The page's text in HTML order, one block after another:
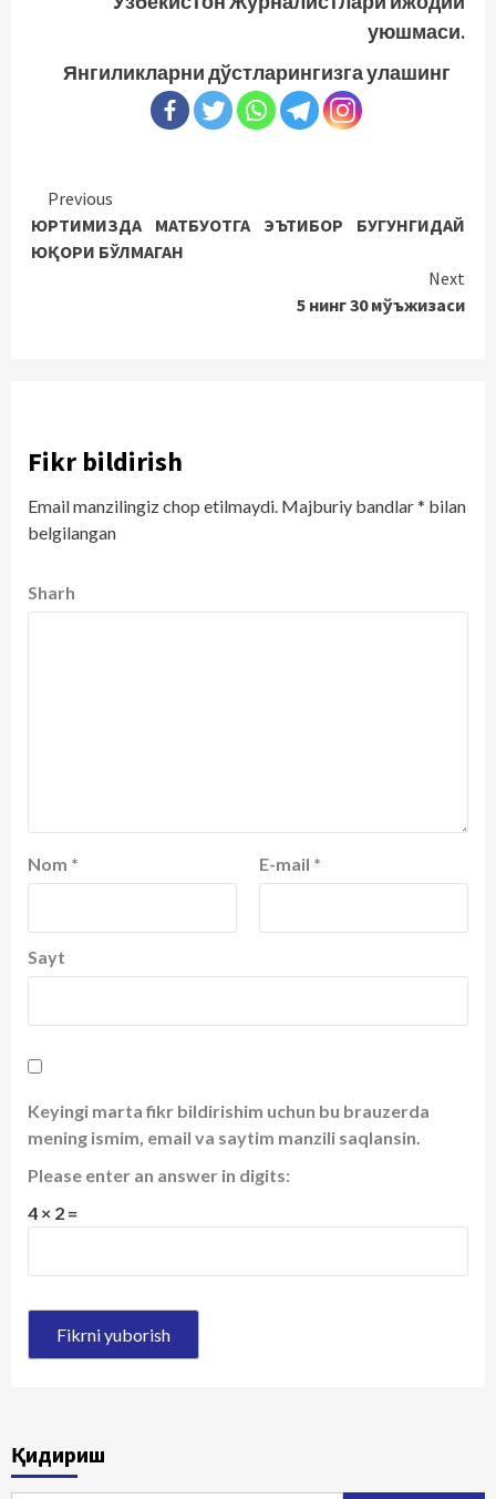
уюшмаси.
Янгиликларни дўстларингизга улашинг
Continue
Reading
Previous
ЮРТИМИЗДА МАТБУОТГА ЭЪТИБОР БУГУНГИДАЙ
ЮҚОРИ БЎЛМАГАН
Next
5 нинг 30 мўъжизаси
Fikr bildirish
Email manzilingiz chop etilmaydi. Majburiy bandlar* bilan
belgilangan
Sharh
Nom * E-mail *
Sayt
Keyingi marta fikr bildirishim uchun bu brauzerda
mening ismim, email va saytim manzili saqlansin.
Please enter an answer in digits:
4 × 2 =
Қидириш